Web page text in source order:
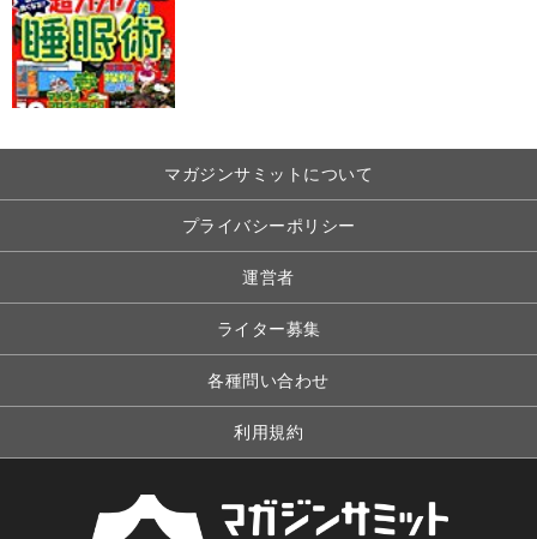
マガジンサミットについて
プライバシーポリシー
運営者
ライター募集
各種問い合わせ
利用規約